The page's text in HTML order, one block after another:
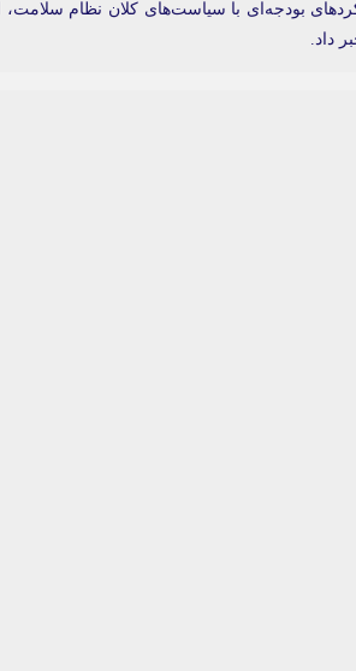
بودجه‌ای با سیاست‌های کلان نظام سلامت،
داد.